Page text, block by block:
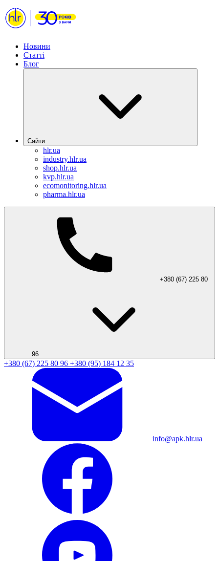
Новини
Статті
Блог
Сайти
hlr.ua
industry.hlr.ua
shop.hlr.ua
kvp.hlr.ua
ecomonitoring.hlr.ua
pharma.hlr.ua
+380 (67) 225 80
96
+380 (67) 225 80 96 +380 (95) 184 12 35
info@apk.hlr.ua